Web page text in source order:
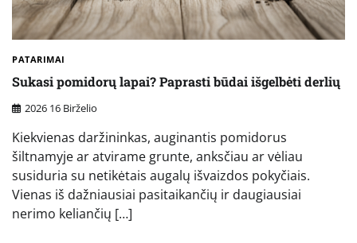
PATARIMAI
Sukasi pomidorų lapai? Paprasti būdai išgelbėti derlių
2026 16 Birželio
Kiekvienas daržininkas, auginantis pomidorus
šiltnamyje ar atvirame grunte, anksčiau ar vėliau
susiduria su netikėtais augalų išvaizdos pokyčiais.
Vienas iš dažniausiai pasitaikančių ir daugiausiai
nerimo keliančių […]